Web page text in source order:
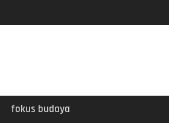
fokus budaya